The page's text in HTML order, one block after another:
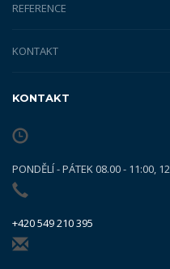
REFERENCE
KONTAKT
KONTAKT
PONDĚLÍ - PÁTEK 08.00 - 11:00,
+420 549 210 395